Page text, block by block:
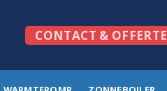
CONTACT & OFFERTE